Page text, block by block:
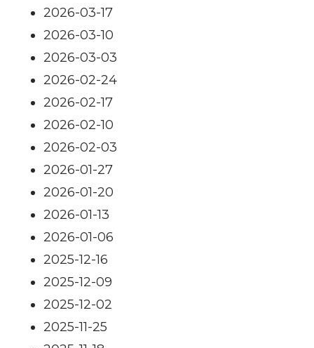
2026-03-17
2026-03-10
2026-03-03
2026-02-24
2026-02-17
2026-02-10
2026-02-03
2026-01-27
2026-01-20
2026-01-13
2026-01-06
2025-12-16
2025-12-09
2025-12-02
2025-11-25